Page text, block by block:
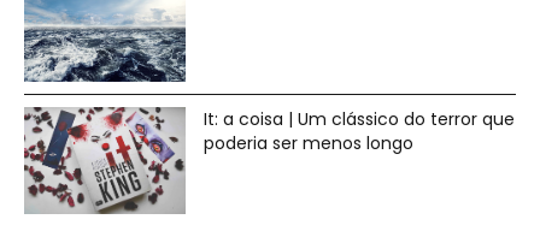
It: a coisa | Um clássico do terror que
poderia ser menos longo